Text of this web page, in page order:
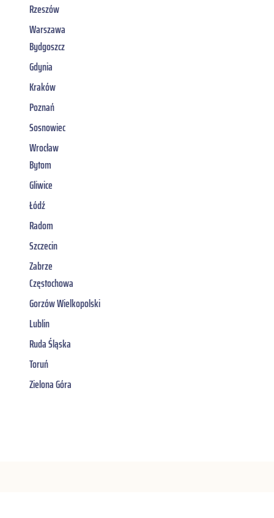
Rzeszów
Warszawa
Bydgoszcz
Gdynia
Kraków
Poznań
Sosnowiec
Wrocław
Bytom
Gliwice
Łódź
Radom
Szczecin
Zabrze
Częstochowa
Gorzów Wielkopolski
Lublin
Ruda Śląska
Toruń
Zielona Góra